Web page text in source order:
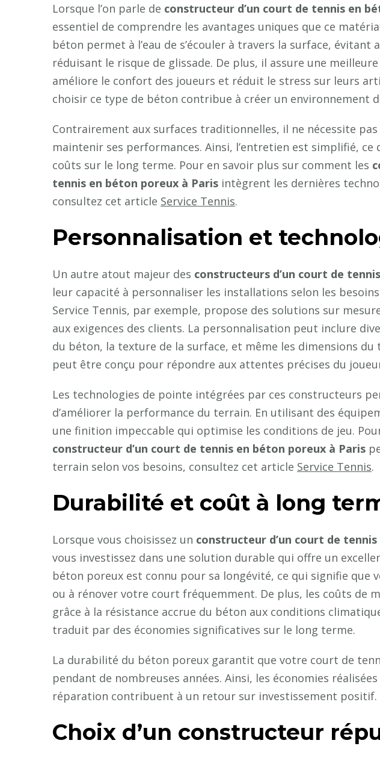
Lorsque l’on parle de constructeur d’un court de tennis en
essentiel de comprendre les avantages uniques que ce
béton permet à l’eau de s’écouler à travers la surface,
réduisant le risque de glissade. De plus, il assure une
améliore le confort des joueurs et réduit le stress sur leurs
choisir ce type de béton contribue à créer un environnement
Contrairement aux surfaces traditionnelles, il ne nécessite
maintenir ses performances. Ainsi, l’entretien est simplifié,
coûts sur le long terme. Pour en savoir plus sur comment les
tennis en béton poreux à Paris intègrent les dernières
consultez cet article Service Tennis.
Personnalisation et
Un autre atout majeur des constructeurs d’un court de
leur capacité à personnaliser les installations selon les
Service Tennis, par exemple, propose des solutions sur
aux exigences des clients. La personnalisation peut inclure
du béton, la texture de la surface, et même les dimensions du
peut être conçu pour répondre aux attentes précises du
Les technologies de pointe intégrées par ces constructeurs
d’améliorer la performance du terrain. En utilisant des
une finition impeccable qui optimise les conditions de jeu.
constructeur d’un court de tennis en béton poreux à Paris
terrain selon vos besoins, consultez cet article Service Tennis.
Durabilité et coût à long
Lorsque vous choisissez un constructeur d’un court de
vous investissez dans une solution durable qui offre un
béton poreux est connu pour sa longévité, ce qui signifie que
ou à rénover votre court fréquemment. De plus, les coûts de
grâce à la résistance accrue du béton aux conditions
traduit par des économies significatives sur le long terme.
La durabilité du béton poreux garantit que votre court de
pendant de nombreuses années. Ainsi, les économies
réparation contribuent à un retour sur investissement positif.
Choix d’un constructeur